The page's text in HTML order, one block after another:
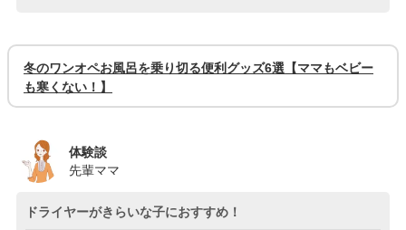
冬のワンオペお風呂を乗り切る便利グッズ6選【ママもベビー
も寒くない！】
体験談
先輩ママ
ドライヤーがきらいな子におすすめ！